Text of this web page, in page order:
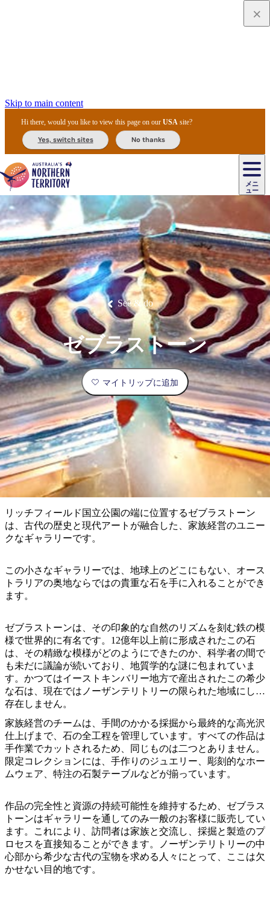
Skip to main content
Hi there, would you like to view this page on ourUSA site?
Yes, switch sites No thanks
メニ
ュー
メ
イ
ン
ナ
ビ
ゲ
ー
シ
ョ
ン
エ
リ
ア
最
も
人
気
が
高
い
場
所
ア
ウ
ト
バ
ッ
と
ア
ド
ア
地
域
ご
と
に
散
ア
ー
ズ
ロ
ッ
ク
ダ
ー
ウ
ィ
ン
リ
ス
ス
プ
リ
ン
グ
ズ
カ
カ
ド
ゥ
国
立
公
園
チ
フ
ィ
ー
ル
ド
国
立
公
園
ワ
タ
ル
カ
国
立
公
園
テ
ィ
ウ
ィ
諸
島
ニ
ト
ミ
ル
ク
国
立
公
園
ル
ル
/
デ
ビ
ル
ズ・
マ
ー
ブ
ル
ズ
保
護
区
ジ
ジ
ャ/
ウ
ェ
ス
ト
マ
ク
ド
ネ
ル
国
立
公
園
ア
ク
テ
ィ
テ
ィ
体
験
旅
行
タ
イ
プ
現
地
し
た
こ
と
住
民
文
化
体
験
ド
＆
ド
リ
ン
ク
ィ
バ
ル
と
イ
ベ
ン
ト
ア・
ア
ク
テ
ィ
ビ
テ
ィ
自
然
と
野
生
生
物
歴
史
と
伝
統
釣
り
ラ
グ
ジ
ュ
ア
リ
ー
な
体
験
キ
ャ
ン
ピ
ン
グ
&
グ
ラ
ン
ピ
ン
グ
旅
の
コ
ツ
旅
行
を
計
画
る
計
画
と
予
約
実
用
的
な
情
報
計
ツ
ー
ル
宿
泊
施
設
ド
同
行
ツ
ア
ー
通
機
関
＆
レ
ン
タ
ル
プ
ラ
ン
＆
オ
フ
ァ
ー
See & do
ゼブラストーン
マイトリップに追加
リッチフィールド国立公園の端に位置するゼブラストーン
は、古代の歴史と現代アートが融合した、家族経営のユニー
クなギャラリーです。
この小さなギャラリーでは、地球上のどこにもない、オース
トラリアの奥地ならではの貴重な石を手に入れることができ
ます。
ゼブラストーンは、その印象的な自然のリズムを刻む鉄の模
様で世界的に有名です。12億年以上前に形成されたこの石
は、その精緻な模様がどのようにできたのか、科学者の間で
も未だに議論が続いており、地質学的な謎に包まれていま
す。かつてはイーストキンバリー地方で産出されたこの希少
な石は、現在ではノーザンテリトリーの限られた地域にしか
存在しません。
家族経営のチームは、手間のかかる採掘から最終的な高光沢
仕上げまで、石の全工程を管理しています。すべての作品は
手作業でカットされるため、同じものは二つとありません。
限定コレクションには、手作りのジュエリー、彫刻的なホー
ムウェア、特注の石製テーブルなどが揃っています。
作品の完全性と資源の持続可能性を維持するため、ゼブラス
トーンはギャラリーを通してのみ一般のお客様に販売してい
ます。これにより、訪問者は家族と交流し、採掘と製造のプ
ロセスを直接知ることができます。ノーザンテリトリーの中
心部から希少な古代の宝物を求める人々にとって、ここは欠
かせない目的地です。